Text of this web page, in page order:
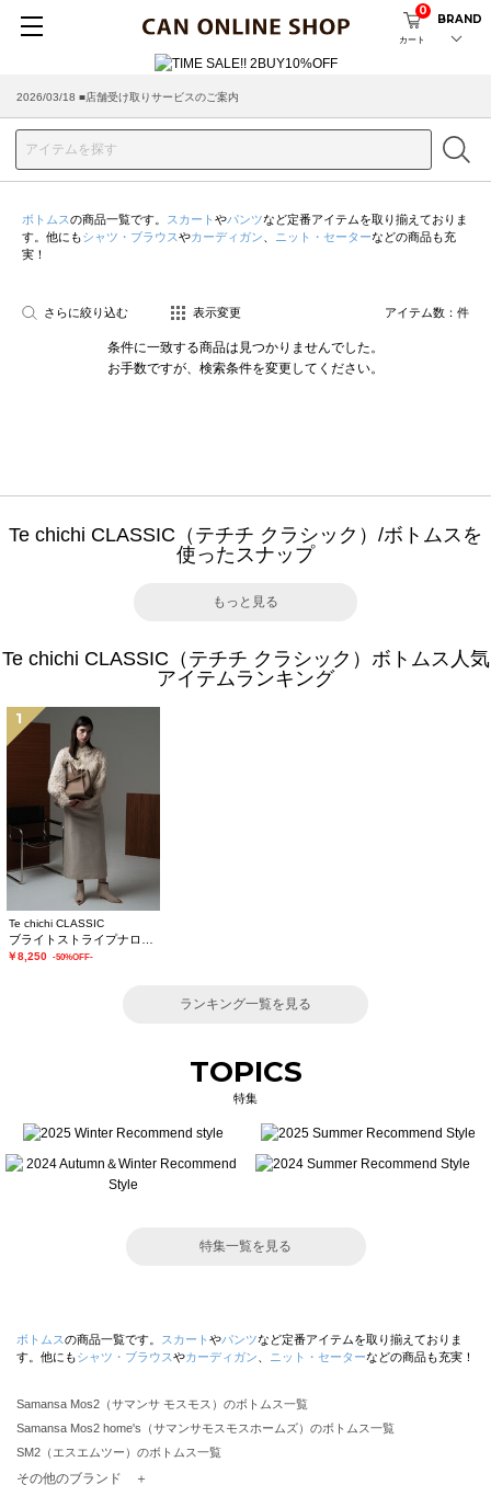
カート
0
BRAND
2026/03/18 ■店舗受け取りサービスのご案内
ボトムスの商品一覧です。 スカート やパンツなど定番アイテムを取り揃えておりま
す。他にもシャツ・ブラウスやカーディガン ニット・セーターなどの商品も充
実！
さらに絞り込む 表示変更 アイテム数： 件
条件に一致する商品は見つかりませんでした。
お手数ですが、検索条件を変更してください。
Te chichi CLASSIC（テチチ クラシック）/ボトムスを
使ったスナップ
もっと見る
Te chichi CLASSIC（テチチ クラシック）ボトムス人気
アイテムランキング
1
Te chichi CLASSIC
￥8,250 -50%OFF-
ランキング一覧を見る
TOPICS
特集
特集一覧を見る
ボトムスの商品一覧です。 スカート やパンツなど定番アイテムを取り揃えておりま
す。他にもシャツ・ブラウスやカーディガン ニット・セーターなどの商品も充実！
Samansa Mos2（サマンサ モスモス）のボトムス一覧
Samansa Mos2 home's（サマンサモスモスホームズ）のボトムス一覧
SM2（エスエムツー）のボトムス一覧
TSUHARU by Samansa Mos2（ツハルバイサマンサモスモス）のボトムス一覧
その他のブランド ＋